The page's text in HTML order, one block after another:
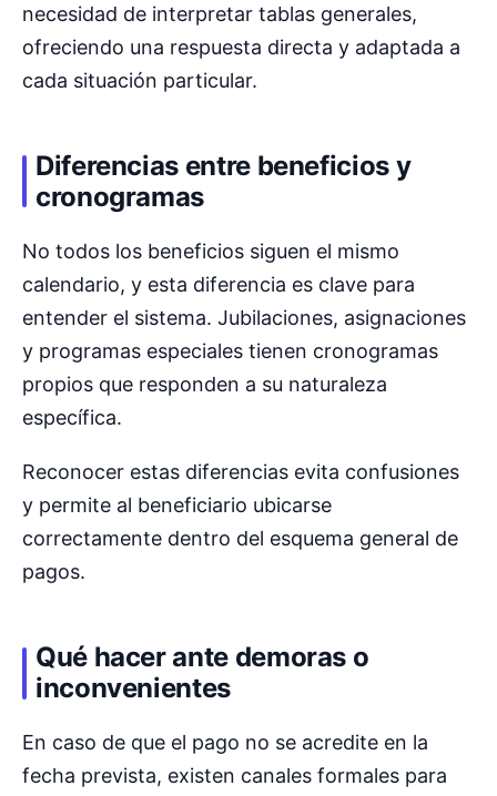
necesidad de interpretar tablas generales,
ofreciendo una respuesta directa y adaptada a
cada situación particular.
Diferencias entre beneficios y
cronogramas
No todos los beneficios siguen el mismo
calendario, y esta diferencia es clave para
entender el sistema. Jubilaciones, asignaciones
y programas especiales tienen cronogramas
propios que responden a su naturaleza
específica.
Reconocer estas diferencias evita confusiones
y permite al beneficiario ubicarse
correctamente dentro del esquema general de
pagos.
Qué hacer ante demoras o
inconvenientes
En caso de que el pago no se acredite en la
fecha prevista, existen canales formales para